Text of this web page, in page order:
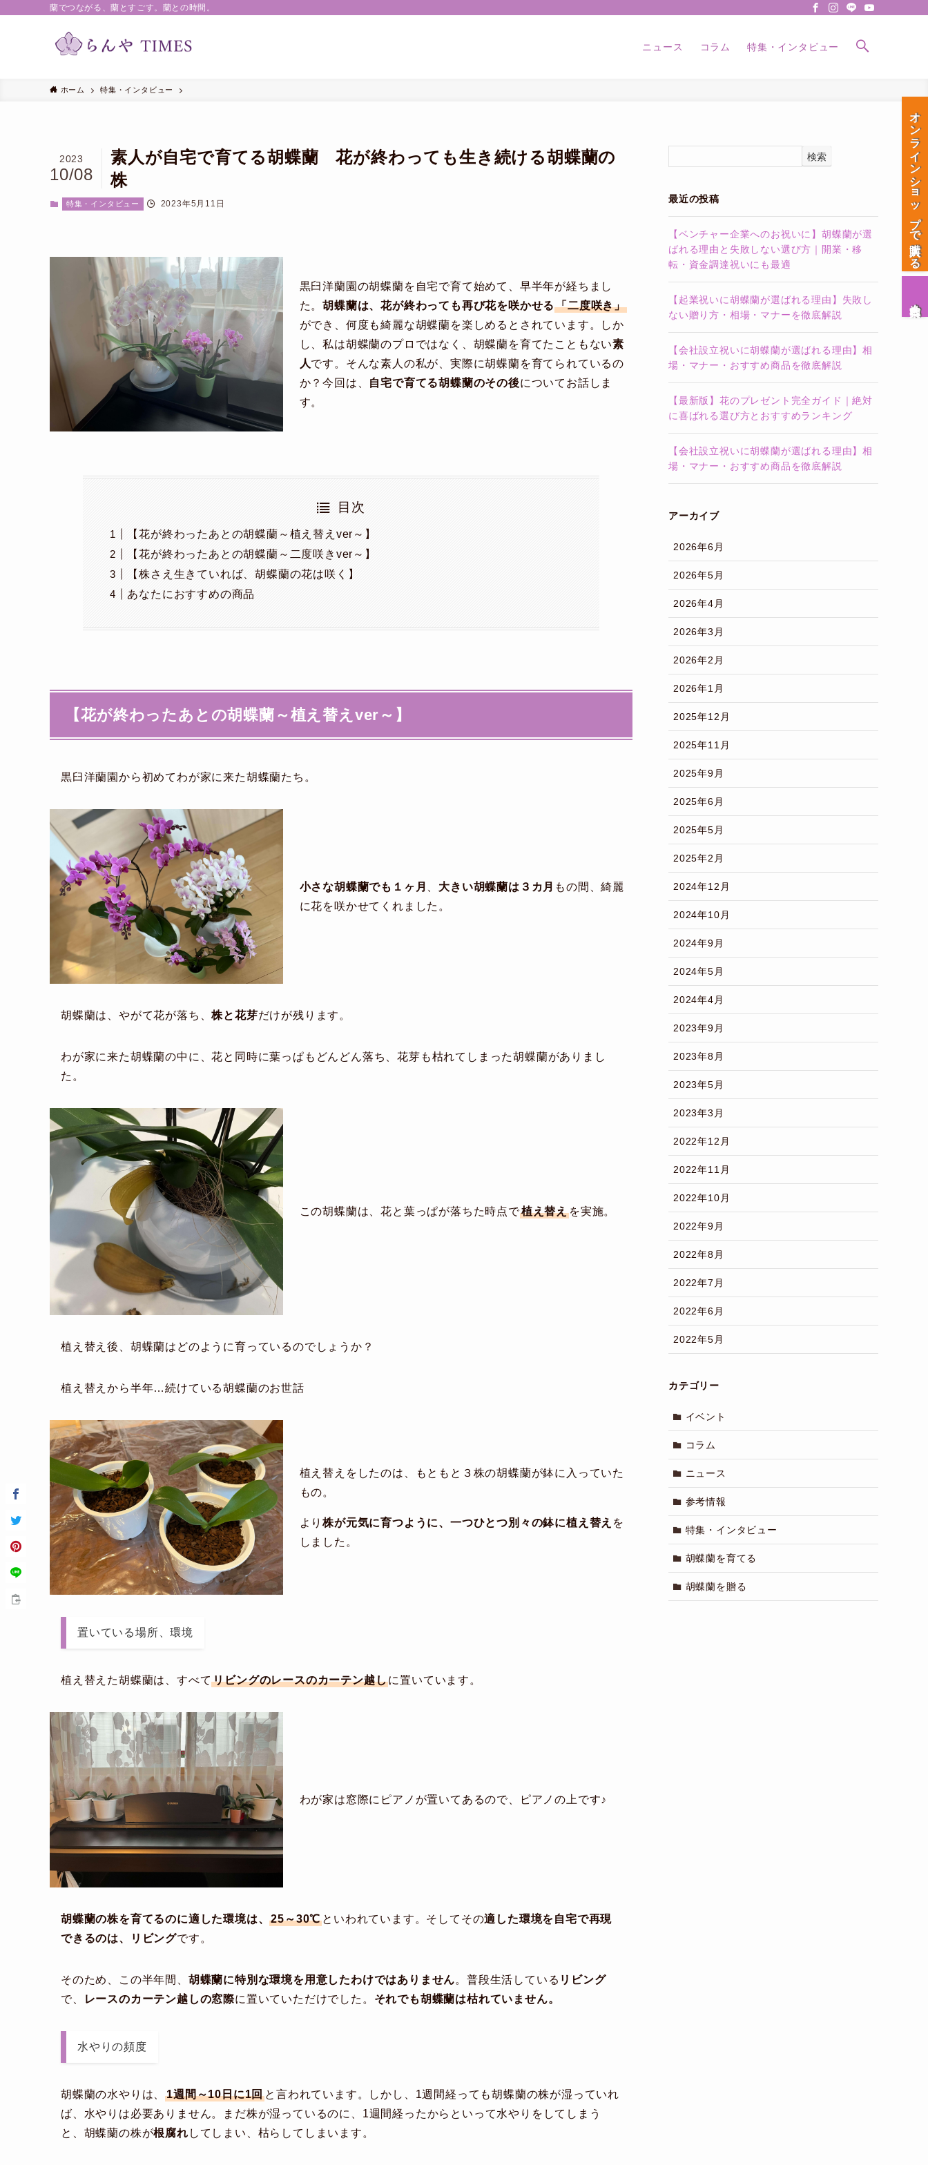
蘭でつながる、蘭とすごす。蘭との時間。
ニュース コラム 特集・インタビュー
ホーム 特集・インタビュー
素人が自宅で育てる胡蝶蘭 花が終わっても生き続ける胡蝶蘭の
株
2023
10/08
特集・インタビュー 2023年5月11日
黒臼洋蘭園の胡蝶蘭を自宅で育て始めて、早半年が経ちまし
た。胡蝶蘭は、花が終わっても再び花を咲かせる「二度咲き」
ができ、何度も綺麗な胡蝶蘭を楽しめるとされています。しか
し、私は胡蝶蘭のプロではなく、胡蝶蘭を育てたこともない素
人です。そんな素人の私が、実際に胡蝶蘭を育てられているの
か？今回は、 自宅で育てる胡蝶蘭のその後についてお話しま
す。
目次
【花が終わったあとの胡蝶蘭～植え替えver～】
【花が終わったあとの胡蝶蘭～二度咲きver～】
【株さえ生きていれば、胡蝶蘭の花は咲く】
あなたにおすすめの商品
【花が終わったあとの胡蝶蘭～植え替えver～】
黒臼洋蘭園から初めてわが家に来た胡蝶蘭たち。
小さな胡蝶蘭でも１ヶ月 大きい胡蝶蘭は３カ月 もの間、綺麗
に花を咲かせてくれました。
胡蝶蘭は、やがて花が落ち、株と花芽だけが残ります。
わが家に来た胡蝶蘭の中に、花と同時に葉っぱもどんどん落ち、花芽も枯れてしまった胡蝶蘭がありまし
た。
この胡蝶蘭は、花と葉っぱが落ちた時点で植え替え を実施。
植え替え後、胡蝶蘭はどのように育っているのでしょうか？
植え替えから半年…続けている胡蝶蘭のお世話
植え替えをしたのは、もともと３株の胡蝶蘭が鉢に入っていた
もの。
より株が元気に育つように、一つひとつ別々の鉢に植え替え を
しました。
置いている場所、環境
植え替えた胡蝶蘭は、すべてリビングのレースのカーテン越しに置いています。
わが家は窓際にピアノが置いてあるので、ピアノの上です♪
胡蝶蘭の株を育てるのに適した環境は、25～30℃ といわれています。そしてその適した環境を自宅で再現
できるのは、リビングです。
そのため、この半年間、 胡蝶蘭に特別な環境を用意したわけではありません。普段生活している リビング
で、
レースのカーテン越しの窓際に置いていただけでした。 それでも胡蝶蘭は枯れていません。
水やりの頻度
胡蝶蘭の水やりは、1週間～10日に1回 と言われています。しかし、1週間経っても胡蝶蘭の株が湿っていれ
ば、水やりは必要ありません。まだ株が湿っているのに、1週間経ったからといって水やりをしてしまう
と、胡蝶蘭の株が根腐れ してしまい、枯らしてしまいます。
オンラインショップで購入する
検索
最近の投稿
【ベンチャー企業へのお祝いに】胡蝶蘭が選
ばれる理由と失敗しない選び方｜開業・移
転・資金調達祝いにも最適
【起業祝いに胡蝶蘭が選ばれる理由】失敗し
ない贈り方・相場・マナーを徹底解説
【会社設立祝いに胡蝶蘭が選ばれる理由】相
場・マナー・おすすめ商品を徹底解説
【最新版】花のプレゼント完全ガイド｜絶対
に喜ばれる選び方とおすすめランキング
【会社設立祝いに胡蝶蘭が選ばれる理由】相
場・マナー・おすすめ商品を徹底解説
アーカイブ
2026年6月
2026年5月
2026年4月
2026年3月
2026年2月
2026年1月
2025年12月
2025年11月
2025年9月
2025年6月
2025年5月
2025年2月
2024年12月
2024年10月
2024年9月
2024年5月
2024年4月
2023年9月
2023年8月
2023年5月
2023年3月
2022年12月
2022年11月
2022年10月
2022年9月
2022年8月
2022年7月
2022年6月
2022年5月
カテゴリー
イベント
コラム
ニュース
参考情報
特集・インタビュー
胡蝶蘭を育てる
胡蝶蘭を贈る